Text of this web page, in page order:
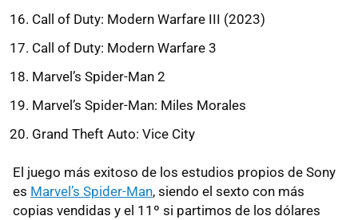
Call of Duty: Modern Warfare III (2023)
Call of Duty: Modern Warfare 3
Marvel’s Spider-Man 2
Marvel’s Spider-Man: Miles Morales
Grand Theft Auto: Vice City
El juego más exitoso de los estudios propios de Sony
es Marvel’s Spider-Man, siendo el sexto con más
copias vendidas y el 11º si partimos de los dólares